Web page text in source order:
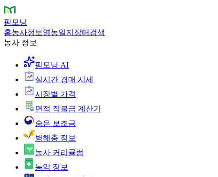
팜모닝
홈농사정보 영농일지 장터 검색
농사 정보
팜모닝 AI
실시간 경매 시세
시장별 가격
면적 직불금 계산기
숨은 보조금
병해충 정보
농사 커리큘럼
농약 정보